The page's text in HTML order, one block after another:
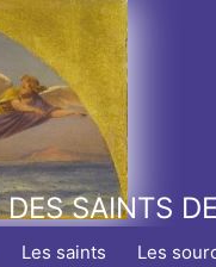
SAINTS
Les saints Les